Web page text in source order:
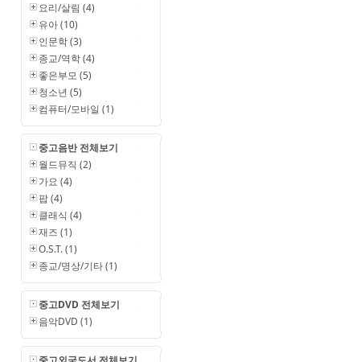
요리/살림 (4)
유아 (10)
인문학 (3)
종교/역학 (4)
좋은부모 (5)
청소년 (5)
컴퓨터/모바일 (1)
중고음반 전체보기
월드뮤직 (2)
가요 (4)
팝 (4)
클래식 (4)
재즈 (1)
O.S.T. (1)
종교/명상/기타 (1)
중고DVD 전체보기
음악DVD (1)